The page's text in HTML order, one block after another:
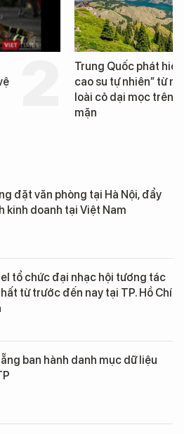
Trung Quốc phát hiện
cao su tự nhiên” từ
loài cỏ dại mọc trên
mặn
đặt văn phòng tại Hà Nội, đẩy
kinh doanh tại Việt Nam
tổ chức đại nhạc hội tương tác
từ trước đến nay tại TP. Hồ Chí
ban hành danh mục dữ liệu